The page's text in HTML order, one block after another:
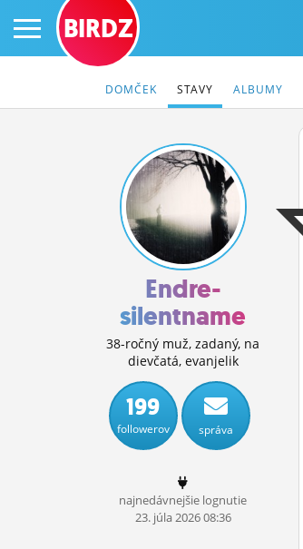
PRIHLÁS SA
ČINŽIAK
STATUSY
BLOGY
OBRÁZKY
ĽUDIA
NASTAVENIA
BIRDZ
DOMČEK STAVY ALBUMY
Endre-
silentname
38-ročný muž, zadaný, na
dievčatá, evanjelik
199
followerov správa
najnedávnejšie lognutie
23. júla2026 08:36